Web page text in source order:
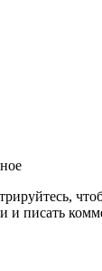
и писать